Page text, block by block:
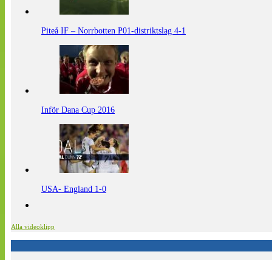
Piteå IF – Norrbotten P01-distriktslag 4-1
Inför Dana Cup 2016
USA- England 1-0
Alla videoklipp